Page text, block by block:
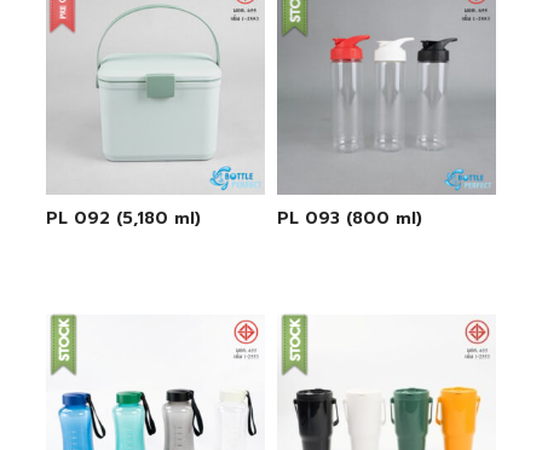
PL 092 (5,180 ml) PL 093 (800 ml)